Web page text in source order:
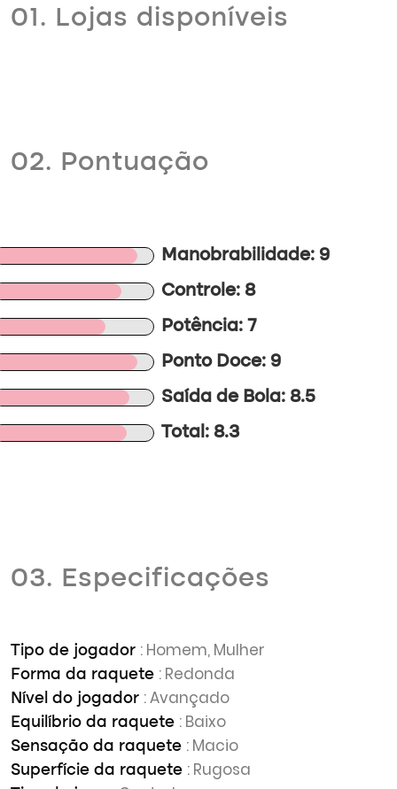
01. Lojas disponíveis
02. Pontuação
Manobrabilidade: 9
Controle: 8
Potência: 7
Ponto Doce: 9
Saída de Bola: 8.5
Total: 8.3
03. Especificações
Tipo de jogador : Homem, Mulher
Forma da raquete : Redonda
Nível do jogador : Avançado
Equilíbrio da raquete : Baixo
Sensação da raquete : Macio
Superfície da raquete : Rugosa